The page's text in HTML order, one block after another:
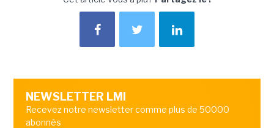
NEWSLETTER LMI
Recevez notre newsletter comme plus de 50000
abonnés